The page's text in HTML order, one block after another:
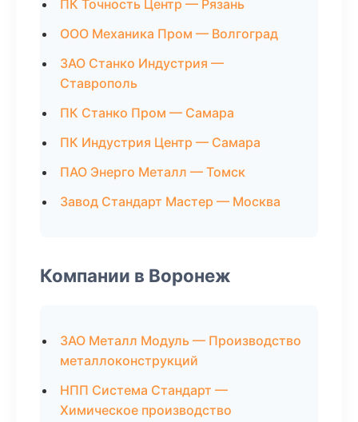
ПК Точность Центр — Рязань
ООО Механика Пром — Волгоград
ЗАО Станко Индустрия —
Ставрополь
ПК Станко Пром — Самара
ПК Индустрия Центр — Самара
ПАО Энерго Металл — Томск
Завод Стандарт Мастер — Москва
Компании в Воронеж
ЗАО Металл Модуль — Производство
металлоконструкций
НПП Система Стандарт —
Химическое производство